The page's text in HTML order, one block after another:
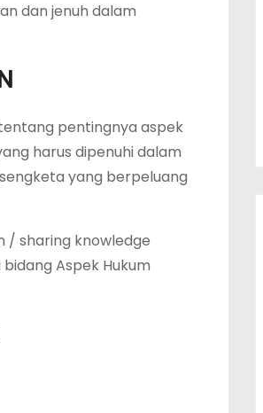
dan jenuh dalam
pentingnya aspek
harus dipenuhi dalam
yang berpeluang
/ sharing knowledge
Aspek Hukum